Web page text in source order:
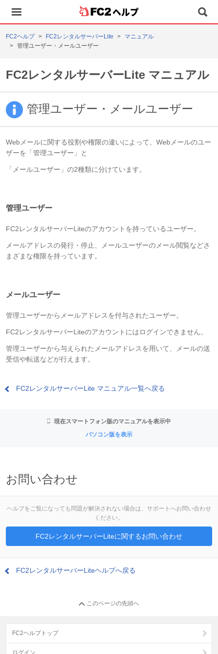
ヘルプ
FC2ヘルプ FC2レンタルサーバーLite
マニュアル
管理ユーザー・メールユーザー
FC2レンタルサーバーLite マニュアル
管理ユーザー・メールユーザー
Webメールに関する役割や権限の違いによって、Webメールのユー
ザーを「管理ユーザー」と
「メールユーザー」の2種類に分けています。
管理ユーザー
FC2レンタルサーバーLiteのアカウントを持っているユーザー。
メールアドレスの発行・停止、メールユーザーのメール閲覧などさ
まざまな権限を持っています。
メールユーザー
管理ユーザーからメールアドレスを付与されたユーザー。
FC2レンタルサーバーLiteのアカウントにはログインできません。
管理ユーザーから与えられたメールアドレスを用いて、メールの送
受信や転送などが行えます。
FC2レンタルサーバーLite マニュアル一覧へ戻る
現在スマートフォン版のマニュアルを表示中
パソコン版を表示
お問い合わせ
ヘルプをご覧になっても問題が解決されない場合は、サポートへお問い合わせ
ください。
FC2レンタルサーバーLiteに関するお問い合わせ
FC2レンタルサーバーLiteヘルプへ戻る
このページの先頭へ
FC2ヘルプトップ
ログイン